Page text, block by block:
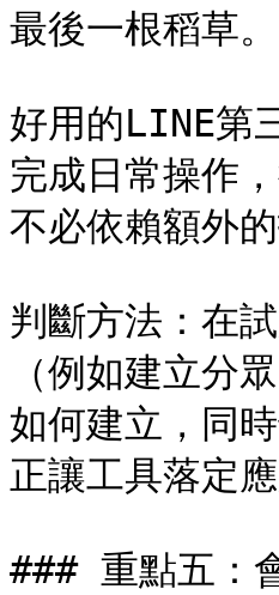
最後一根稻草。
好用的LINE第
完成日常操作
不必依賴額外
判斷方法：在
（例如建立分
如何建立，同
正讓工具落定應
### 重點五：